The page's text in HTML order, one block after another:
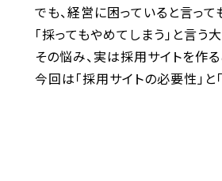
でも、経営に困っていると言っ
「採ってもやめてしまう」と言う
その悩み、実は採用サイトを作
今回は「採用サイトの必要性」と